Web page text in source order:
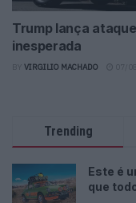
Trump lança
inesperada
VIRGILIO MACHADO
Trending
Este é
que